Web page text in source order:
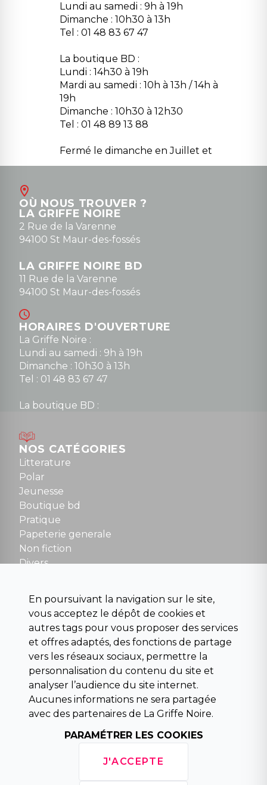
Lundi au samedi : 9h à 19h
Dimanche : 10h30 à 13h
Tel : 01 48 83 67 47
La boutique BD :
Lundi : 14h30 à 19h
Mardi au samedi : 10h à 13h / 14h à
19h
Dimanche : 10h30 à 12h30
Tel : 01 48 89 13 88
Fermé le dimanche en Juillet et
Août
contact@la-griffe-noire.com
0148836747
OÙ NOUS TROUVER ?
LA GRIFFE NOIRE
2 Rue de la Varenne
94100 St Maur-des-fossés
LA GRIFFE NOIRE BD
11 Rue de la Varenne
94100 St Maur-des-fossés
HORAIRES D'OUVERTURE
La Griffe Noire :
Lundi au samedi : 9h à 19h
Dimanche : 10h30 à 13h
Tel : 01 48 83 67 47
La boutique BD :
Mardi au samedi : 10h à 13h / 14h à 19h
Dimanche : 10h30 à 12h30
Tel : 01 48 89 13 88
Fermé le dimanche en Juillet et Août
NOUS CONTACTER
contact@la-griffe-noire.com
NOS CATÉGORIES
Litterature
Polar
Jeunesse
Boutique bd
Pratique
Papeterie generale
Non fiction
Divers
Para scolaire
Histoire
Pochoteque
Pleiade
INFORMATIONS
Droit de rétractation
Conditions générales de vente
Mentions légales
Horaires d'ouverture
En poursuivant la navigation sur le site,
vous acceptez le dépôt de cookies et
autres tags pour vous proposer des services
et offres adaptés, des fonctions de partage
vers les réseaux sociaux, permettre la
personnalisation du contenu du site et
analyser l’audience du site internet.
Aucunes informations ne sera partagée
avec des partenaires de La Griffe Noire.
PARAMÉTRER LES COOKIES
J'ACCEPTE